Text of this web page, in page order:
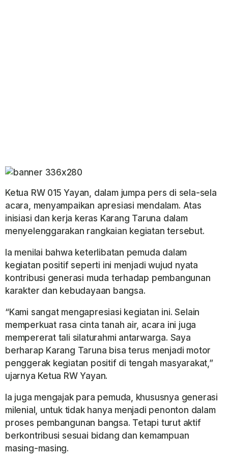
Ketua RW 015 Yayan, dalam jumpa pers di sela-sela
acara, menyampaikan apresiasi mendalam. Atas
inisiasi dan kerja keras Karang Taruna dalam
menyelenggarakan rangkaian kegiatan tersebut.
Ia menilai bahwa keterlibatan pemuda dalam
kegiatan positif seperti ini menjadi wujud nyata
kontribusi generasi muda terhadap pembangunan
karakter dan kebudayaan bangsa.
“Kami sangat mengapresiasi kegiatan ini. Selain
memperkuat rasa cinta tanah air, acara ini juga
mempererat tali silaturahmi antarwarga. Saya
berharap Karang Taruna bisa terus menjadi motor
penggerak kegiatan positif di tengah masyarakat,”
ujarnya Ketua RW Yayan.
Ia juga mengajak para pemuda, khususnya generasi
milenial, untuk tidak hanya menjadi penonton dalam
proses pembangunan bangsa. Tetapi turut aktif
berkontribusi sesuai bidang dan kemampuan
masing-masing.